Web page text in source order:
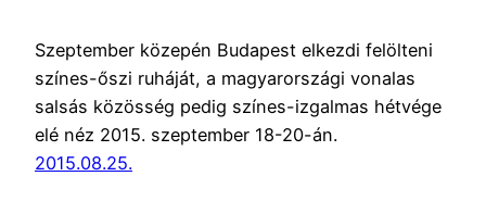
Szeptember közepén Budapest elkezdi felölteni
színes-őszi ruháját, a magyarországi vonalas
salsás közösség pedig színes-izgalmas hétvége
elé néz 2015. szeptember 18-20-án.
2015.08.25.